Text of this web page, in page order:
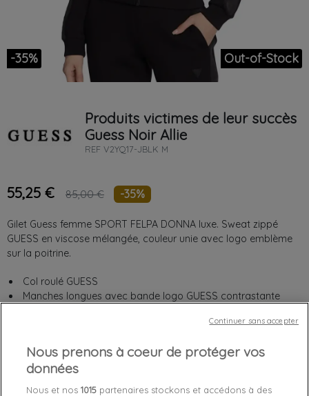
-35% Out-of-Stock
Produits victimes de leur succès
Guess Noir Allie
REF V2YQ17-JBLK M
55,25 € 85,00 € -35%
Gilet Guess femme SPORT FELPA DONNA luxe. Sweat zippé
GUESS en viscose mélangée, couleur unie avec logo emblème
sur la poitrine.
Col roulé GUESS
Manches longues avec bande logo GUESS contrastante
Chez vous entre le
Nous prenons à coeur de protéger vos
données
Nous et nos1015 partenaires stockons et accédons à des
Continuer sans accepter